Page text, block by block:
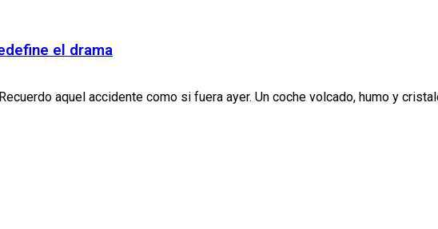
el drama
aquel accidente como si fuera ayer. Un coche volcado, humo y